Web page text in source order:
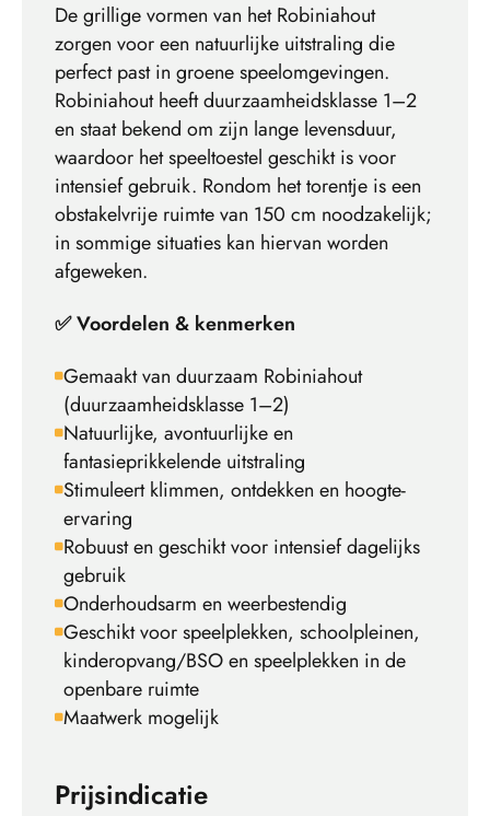
De grillige vormen van het Robiniahout
zorgen voor een natuurlijke uitstraling die
perfect past in groene speelomgevingen.
Robiniahout heeft duurzaamheidsklasse 1–2
en staat bekend om zijn lange levensduur,
waardoor het speeltoestel geschikt is voor
intensief gebruik. Rondom het torentje is een
obstakelvrije ruimte van 150 cm noodzakelijk;
in sommige situaties kan hiervan worden
afgeweken.
✅ Voordelen & kenmerken
Gemaakt van duurzaam Robiniahout
(duurzaamheidsklasse 1–2)
Natuurlijke, avontuurlijke en
fantasieprikkelende uitstraling
Stimuleert klimmen, ontdekken en hoogte-
ervaring
Robuust en geschikt voor intensief dagelijks
gebruik
Onderhoudsarm en weerbestendig
Geschikt voor speelplekken, schoolpleinen,
kinderopvang/BSO en speelplekken in de
openbare ruimte
Maatwerk mogelijk
Prijsindicatie